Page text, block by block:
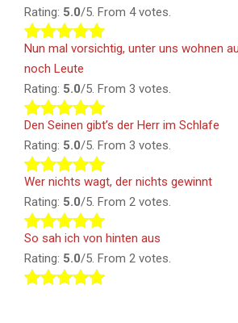
Rating: 5.0/5. From 4 votes.
Nun mal vorsichtig, unter uns wohnen
noch Leute
Rating: 5.0/5. From 3 votes.
Den Seinen gibt’s der Herr im Schlafe
Rating: 5.0/5. From 3 votes.
Wer nichts wagt, der nichts gewinnt
Rating: 5.0/5. From 2 votes.
So sah ich von hinten aus
Rating: 5.0/5. From 2 votes.